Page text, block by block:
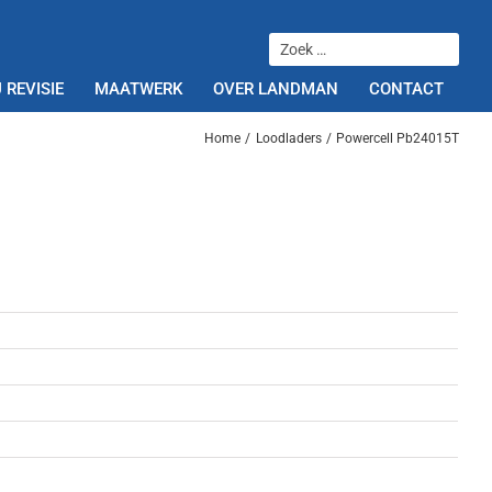
REVISIE MAATWERK OVER LANDMAN CONTACT
Home Loodladers Powercell Pb24015T